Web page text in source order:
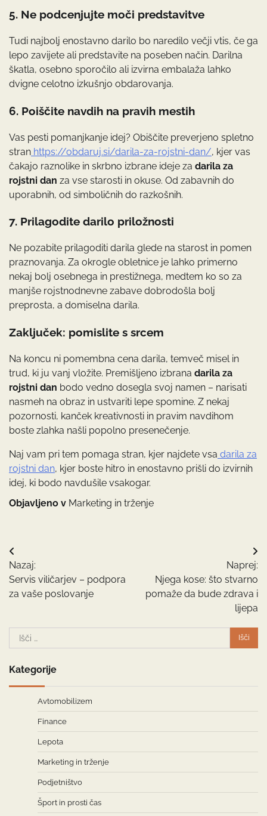
5. Ne podcenjujte moči predstavitve
Tudi najbolj enostavno darilo bo naredilo večji vtis, če ga
lepo zavijete ali predstavite na poseben način. Darilna
škatla, osebno sporočilo ali izvirna embalaža lahko
dvigne celotno izkušnjo obdarovanja.
6. Poiščite navdih na pravih mestih
Vas pesti pomanjkanje idej? Obiščite preverjeno spletno
stran https://obdaruj.si/darila-za-rojstni-dan/, kjer vas
čakajo raznolike in skrbno izbrane ideje za darila za
rojstni dan za vse starosti in okuse. Od zabavnih do
uporabnih, od simboličnih do razkošnih.
7. Prilagodite darilo priložnosti
Ne pozabite prilagoditi darila glede na starost in pomen
praznovanja. Za okrogle obletnice je lahko primerno
nekaj bolj osebnega in prestižnega, medtem ko so za
manjše rojstnodnevne zabave dobrodošla bolj
preprosta, a domiselna darila.
Zaključek: pomislite s srcem
Na koncu ni pomembna cena darila, temveč misel in
trud, ki ju vanj vložite. Premišljeno izbrana darila za
rojstni dan bodo vedno dosegla svoj namen – narisati
nasmeh na obraz in ustvariti lepe spomine. Z nekaj
pozornosti, kanček kreativnosti in pravim navdihom
boste zlahka našli popolno presenečenje.
Naj vam pri tem pomaga stran, kjer najdete vsa darila za
rojstni dan, kjer boste hitro in enostavno prišli do izvirnih
idej, ki bodo navdušile vsakogar.
Objavljeno v Marketing in trženje
Navigacija
prispevka
Nazaj:
Servis viličarjev – podpora
za vaše poslovanje
Naprej:
Njega kose: što stvarno
pomaže da bude zdrava i
lijepa
Išči:
Kategorije
Avtomobilizem
Finance
Lepota
Marketing in trženje
Podjetništvo
Šport in prosti čas